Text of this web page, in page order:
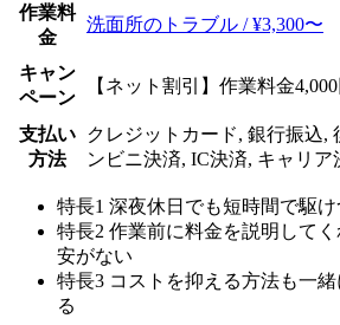
作業料
金
洗面所のトラブル / ¥3,300〜
キャン
ペーン
【ネット割引】作業料金4,000
支払い
方法
クレジットカード, 銀行振込,
ンビニ決済, IC決済, キャリア
特長1 深夜休日でも短時間で駆
特長2 作業前に料金を説明して
安がない
特長3 コストを抑える方法も一
る